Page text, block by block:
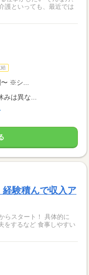
給
※シ...
は異な...
験積んで収入ア
ート！ 具体的に